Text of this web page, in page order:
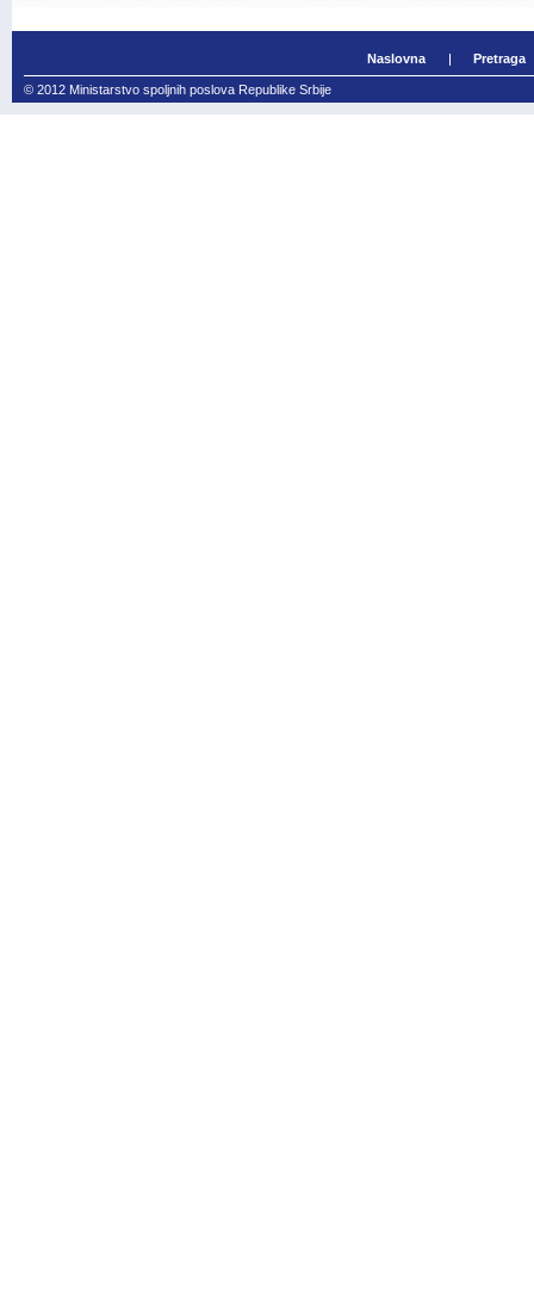
Naslovna Pretraga
© 2012 Ministarstvo spoljnih poslova Republike Srbije